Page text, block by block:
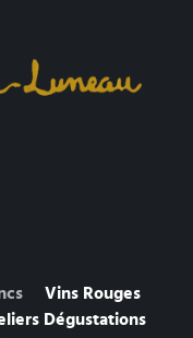
Vins Rouges
Dégustations